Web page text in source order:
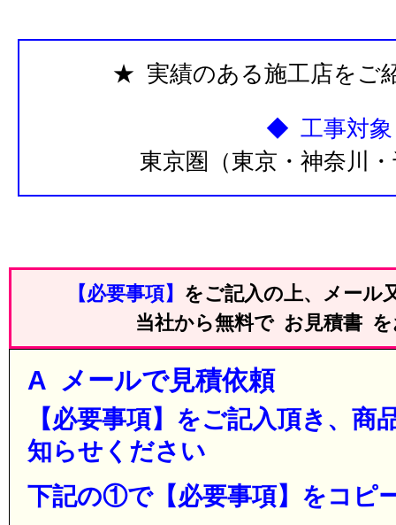
★ 実績のある施工店をご
◆ 工事対
東京圏（東京・神奈川
【必要事項】 をご記入の上、メール
当社から無料で お見積書
A メールで見積依頼
【必要事項】をご記入頂き、商
知らせください
下記の①で【必要事項】をコピ